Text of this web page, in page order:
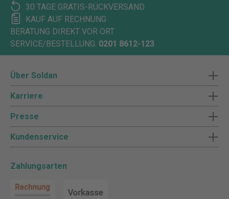
30 TAGE GRATIS-RÜCKVERSAND
KAUF AUF RECHNUNG
BERATUNG DIREKT VOR ORT
SERVICE/BESTELLUNG: 0201 8612-123
Über Soldan
Karriere
Presse
Kundenservice
Zahlungsarten